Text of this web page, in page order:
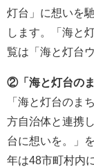
灯台」に想いを
します。「海と
覧は「海と灯台
②「海と灯台の
「海と灯台のま
方自治体と連携
台に想いを。」
年は48市町村内